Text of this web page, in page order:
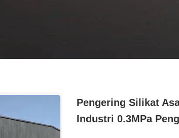
Pengering Silikat
Industri 0.3MPa